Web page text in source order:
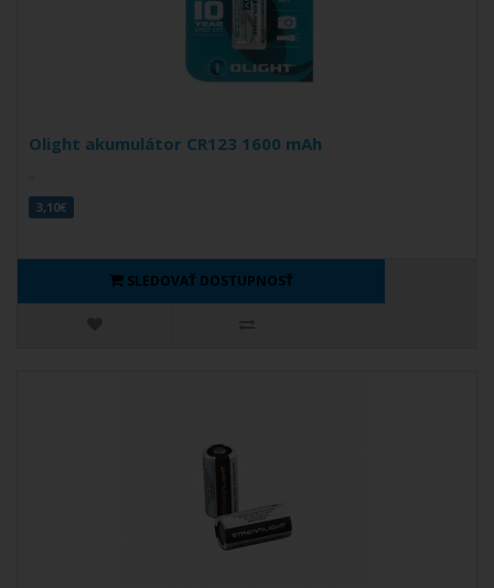
Olight akumulátor CR123 1600 mAh
..
3,10€
SLEDOVAŤ DOSTUPNOSŤ